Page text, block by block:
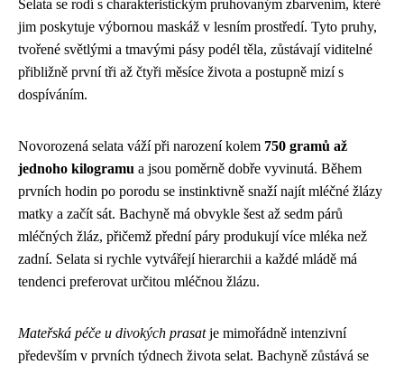
Selata se rodí s charakteristickým pruhovaným zbarvením, které
jim poskytuje výbornou maskáž v lesním prostředí. Tyto pruhy,
tvořené světlými a tmavými pásy podél těla, zůstávají viditelné
přibližně první tři až čtyři měsíce života a postupně mizí s
dospíváním.
Novorozená selata váží při narození kolem 750 gramů až
jednoho kilogramu a jsou poměrně dobře vyvinutá. Během
prvních hodin po porodu se instinktivně snaží najít mléčné žlázy
matky a začít sát. Bachyně má obvykle šest až sedm párů
mléčných žláz, přičemž přední páry produkují více mléka než
zadní. Selata si rychle vytvářejí hierarchii a každé mládě má
tendenci preferovat určitou mléčnou žlázu.
Mateřská péče u divokých prasatje mimořádně intenzivní
především v prvních týdnech života selat. Bachyně zůstává se